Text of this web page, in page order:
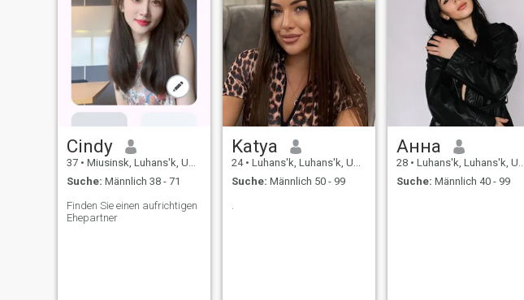
Cindy
37 • Miusinsk, Luhans'k, Ukraine
Suche: Männlich 38 - 71
Finden Sie einen aufrichtigen
Ehepartner
Katya
24 • Luhans'k, Luhans'k, Ukraine
Suche: Männlich 50 - 99
Анна
28 • Luhans'k, Luhans'k, Ukraine
Suche: Männlich 40 - 99